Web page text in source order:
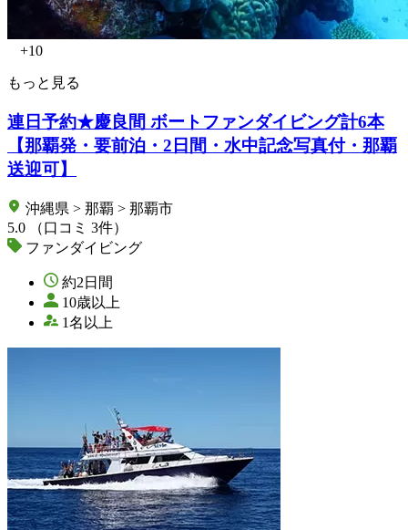
+10
もっと見る
連日予約★慶良間 ボートファンダイビング計6本
【那覇発・要前泊・2日間・水中記念写真付・那覇
送迎可】
沖縄県 > 那覇 > 那覇市
5.0
（口コミ 3件）
ファンダイビング
約2日間
10歳以上
1名以上